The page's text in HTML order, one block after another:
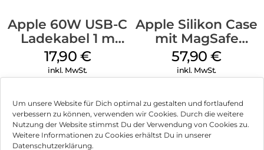
Um unsere Website für Dich optimal zu gestalten und fortlaufend
verbessern zu können, verwenden wir Cookies. Durch die weitere
Nutzung der Website stimmst Du der Verwendung von Cookies zu.
Weitere Informationen zu Cookies erhältst Du in unserer
Datenschutzerklärung.
Apple 60W USB-C
Ladekabel 1 m
Weiß
17,90 €
inkl. MwSt.
Apple Silikon Case
mit MagSafe
iPhone 14 Pro
(PRODUCT)RED
57,90€
inkl. MwSt.
Impressum